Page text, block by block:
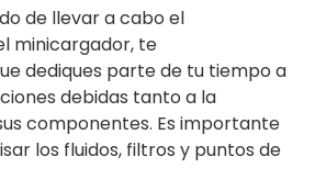
de llevar a cabo el
minicargador, te
dediques parte de tu tiempo a
debidas tanto a la
componentes. Es importante
los fluidos, filtros y puntos de